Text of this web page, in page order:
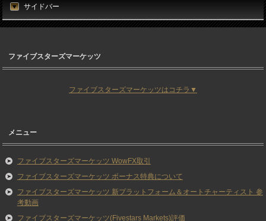
サイドバー
ファイブスターズマーケッツ
ファイブスターズマーケッツはコチラ▼
メニュー
ファイブスターズマーケッツ WowFX取引
ファイブスターズマーケッツ ボーナス特典について
ファイブスターズマーケッツ 新プラットフォーム＆オートチャーティスト 参
考動画
ファイブスターズマーケッツ(Fivestars Markets)評価